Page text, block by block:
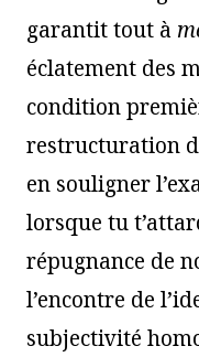
garantit tout à
éclatement des
condition
restructuration
en souligner
lorsque tu
répugnance de
l’encontre de
subjectivité